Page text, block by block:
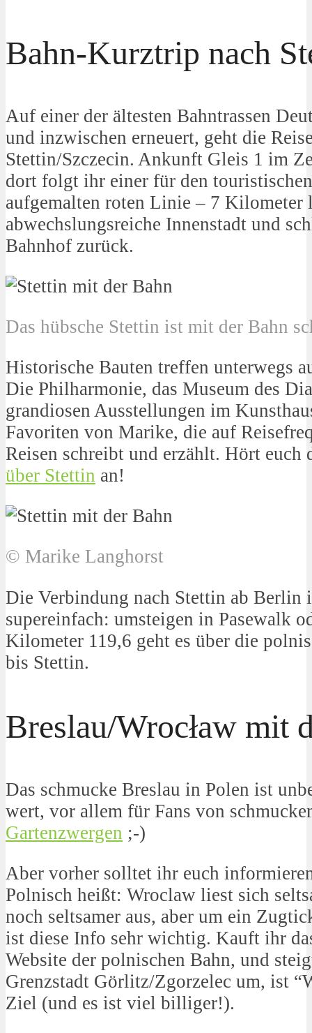
Bahn-Kurztrip nach
Auf einer der ältesten Bahntrassen
und inzwischen erneuert, geht die
Stettin/Szczecin. Ankunft Gleis 1 im
dort folgt ihr einer für den
aufgemalten roten Linie – 7 Kilometer
abwechslungsreiche Innenstadt und
Bahnhof zurück.
Das hübsche Stettin ist mit der Bahn
Historische Bauten treffen unterwegs
Die Philharmonie, das Museum des
grandiosen Ausstellungen im
Favoriten von Marike, die auf
Reisen schreibt und erzählt. Hört
über Stettin an!
© Marike Langhorst
Die Verbindung nach Stettin ab Berlin
supereinfach: umsteigen in Pasewalk
Kilometer 119,6 geht es über die
bis Stettin.
Breslau/Wrocław mit
Das schmucke Breslau in Polen ist
wert, vor allem für Fans von
Gartenzwergen ;-)
Aber vorher solltet ihr euch
Polnisch heißt: Wroclaw liest sich
noch seltsamer aus, aber um ein
ist diese Info sehr wichtig. Kauft ihr
Website der polnischen Bahn, und
Grenzstadt Görlitz/Zgorzelec um, ist
Ziel (und es ist viel billiger!).